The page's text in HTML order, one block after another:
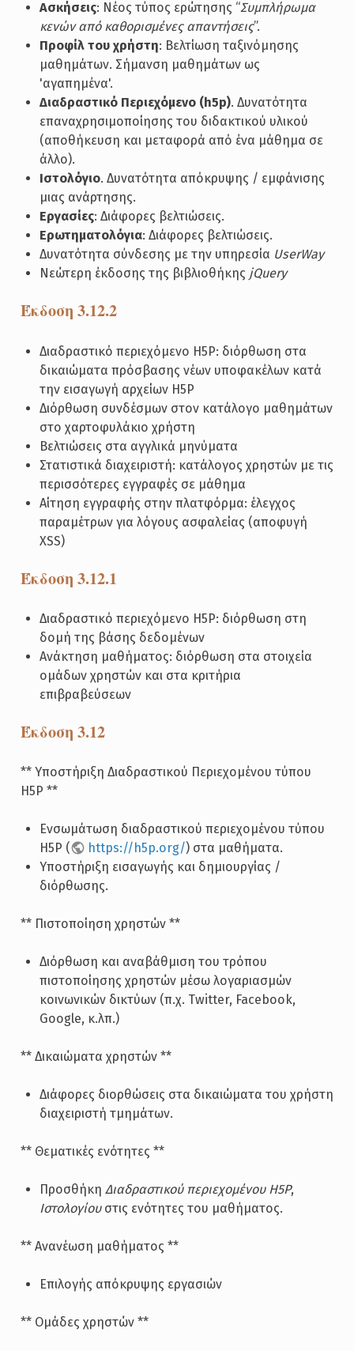
Ασκήσεις: Νέος τύπος ερώτησης “Συμπλήρωμα
κενών από καθορισμένες απαντήσεις”.
Προφίλ του χρήστη: Βελτίωση ταξινόμησης
μαθημάτων. Σήμανση μαθημάτων ως
'αγαπημένα'.
Διαδραστικό Περιεχόμενο (h5p). Δυνατότητα
επαναχρησιμοποίησης του διδακτικού υλικού
(αποθήκευση και μεταφορά από ένα μάθημα σε
άλλο).
Ιστολόγιο. Δυνατότητα απόκρυψης / εμφάνισης
μιας ανάρτησης.
Εργασίες: Διάφορες βελτιώσεις.
Ερωτηματολόγια: Διάφορες βελτιώσεις.
Δυνατότητα σύνδεσης με την υπηρεσία UserWay
Νεώτερη έκδοσης της βιβλιοθήκης jQuery
Έκδοση 3.12.2
Διαδραστικό περιεχόμενο H5P: διόρθωση στα
δικαιώματα πρόσβασης νέων υποφακέλων κατά
την εισαγωγή αρχείων H5P
Διόρθωση συνδέσμων στον κατάλογο μαθημάτων
στο χαρτοφυλάκιο χρήστη
Βελτιώσεις στα αγγλικά μηνύματα
Στατιστικά διαχειριστή: κατάλογος χρηστών με τις
περισσότερες εγγραφές σε μάθημα
Αίτηση εγγραφής στην πλατφόρμα: έλεγχος
παραμέτρων για λόγους ασφαλείας (αποφυγή
XSS)
Έκδοση 3.12.1
Διαδραστικό περιεχόμενο H5P: διόρθωση στη
δομή της βάσης δεδομένων
Ανάκτηση μαθήματος: διόρθωση στα στοιχεία
ομάδων χρηστών και στα κριτήρια
επιβραβεύσεων
Έκδοση 3.12
** Υποστήριξη Διαδραστικού Περιεχομένου τύπου
H5P **
Ενσωμάτωση διαδραστικού περιεχομένου τύπου
H5P (
https://h5p.org/) στα μαθήματα.
Υποστήριξη εισαγωγής και δημιουργίας /
διόρθωσης.
** Πιστοποίηση χρηστών **
Διόρθωση και αναβάθμιση του τρόπου
πιστοποίησης χρηστών μέσω λογαριασμών
κοινωνικών δικτύων (π.χ. Twitter, Facebook,
Google, κ.λπ.)
** Δικαιώματα χρηστών **
Διάφορες διορθώσεις στα δικαιώματα του χρήστη
διαχειριστή τμημάτων.
** Θεματικές ενότητες **
Προσθήκη Διαδραστικού περιεχομένου H5P,
Ιστολογίουστις ενότητες του μαθήματος.
** Ανανέωση μαθήματος **
Επιλογής απόκρυψης εργασιών
** Ομάδες χρηστών **